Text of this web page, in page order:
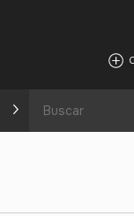
Alquiler de